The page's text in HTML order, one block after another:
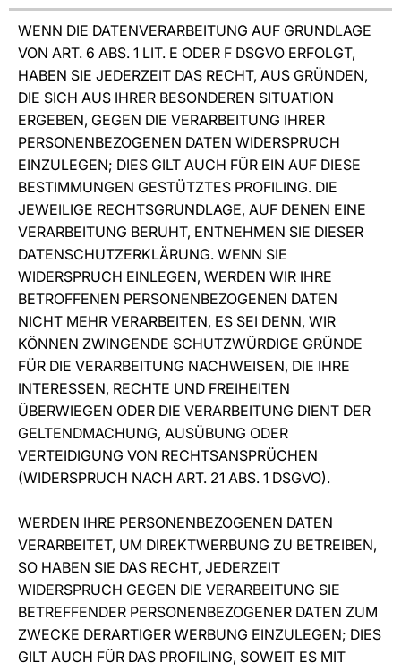
WENN DIE DATENVERARBEITUNG AUF GRUNDLAGE
VON ART. 6 ABS. 1 LIT. E ODER F DSGVO ERFOLGT,
HABEN SIE JEDERZEIT DAS RECHT, AUS GRÜNDEN,
DIE SICH AUS IHRER BESONDEREN SITUATION
ERGEBEN, GEGEN DIE VERARBEITUNG IHRER
PERSONENBEZOGENEN DATEN WIDERSPRUCH
EINZULEGEN; DIES GILT AUCH FÜR EIN AUF DIESE
BESTIMMUNGEN GESTÜTZTES PROFILING. DIE
JEWEILIGE RECHTSGRUNDLAGE, AUF DENEN EINE
VERARBEITUNG BERUHT, ENTNEHMEN SIE DIESER
DATENSCHUTZERKLÄRUNG. WENN SIE
WIDERSPRUCH EINLEGEN, WERDEN WIR IHRE
BETROFFENEN PERSONENBEZOGENEN DATEN
NICHT MEHR VERARBEITEN, ES SEI DENN, WIR
KÖNNEN ZWINGENDE SCHUTZWÜRDIGE GRÜNDE
FÜR DIE VERARBEITUNG NACHWEISEN, DIE IHRE
INTERESSEN, RECHTE UND FREIHEITEN
ÜBERWIEGEN ODER DIE VERARBEITUNG DIENT DER
GELTENDMACHUNG, AUSÜBUNG ODER
VERTEIDIGUNG VON RECHTSANSPRÜCHEN
(WIDERSPRUCH NACH ART. 21 ABS. 1 DSGVO).
WERDEN IHRE PERSONENBEZOGENEN DATEN
VERARBEITET, UM DIREKTWERBUNG ZU BETREIBEN,
SO HABEN SIE DAS RECHT, JEDERZEIT
WIDERSPRUCH GEGEN DIE VERARBEITUNG SIE
BETREFFENDER PERSONENBEZOGENER DATEN ZUM
ZWECKE DERARTIGER WERBUNG EINZULEGEN; DIES
GILT AUCH FÜR DAS PROFILING, SOWEIT ES MIT